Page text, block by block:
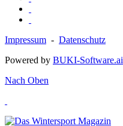
Impressum - Datenschutz
Powered by BUKI-Software.ai
Nach Oben